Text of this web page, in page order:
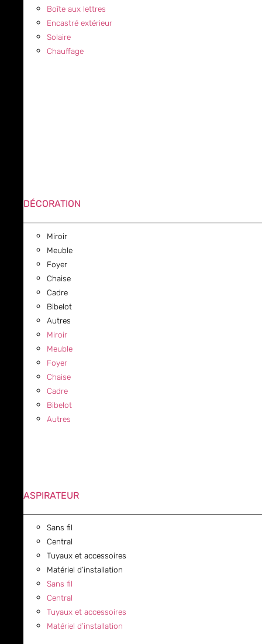
Boîte aux lettres
Encastré extérieur
Solaire
Chauffage
DÉCORATION
Miroir
Meuble
Foyer
Chaise
Cadre
Bibelot
Autres
Miroir
Meuble
Foyer
Chaise
Cadre
Bibelot
Autres
ASPIRATEUR
Sans fil
Central
Tuyaux et accessoires
Matériel d’installation
Sans fil
Central
Tuyaux et accessoires
Matériel d’installation